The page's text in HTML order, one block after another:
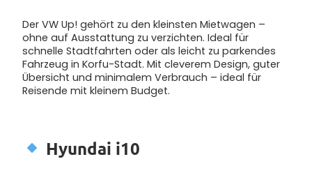
Der VW Up! gehört zu den kleinsten Mietwagen –
ohne auf Ausstattung zu verzichten. Ideal für
schnelle Stadtfahrten oder als leicht zu parkendes
Fahrzeug in Korfu-Stadt. Mit cleverem Design, guter
Übersicht und minimalem Verbrauch – ideal für
Reisende mit kleinem Budget.
Hyundai i10